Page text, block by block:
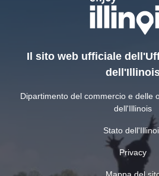
Il sito web ufficiale
Dipartimento del commercio e delle
dell'Illinois
Stato
Privacy